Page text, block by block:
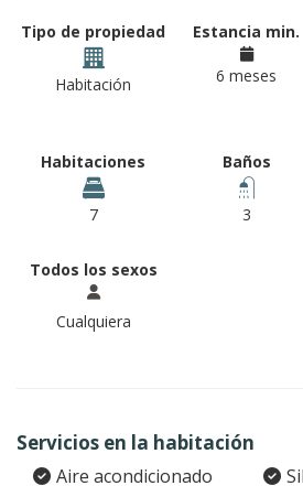
Tipo de propiedad
Habitación
Estancia min.
6 meses
Habitaciones
7
Baños
3
Todos los sexos
Cualquiera
Servicios en la habitación
Aire acondicionado